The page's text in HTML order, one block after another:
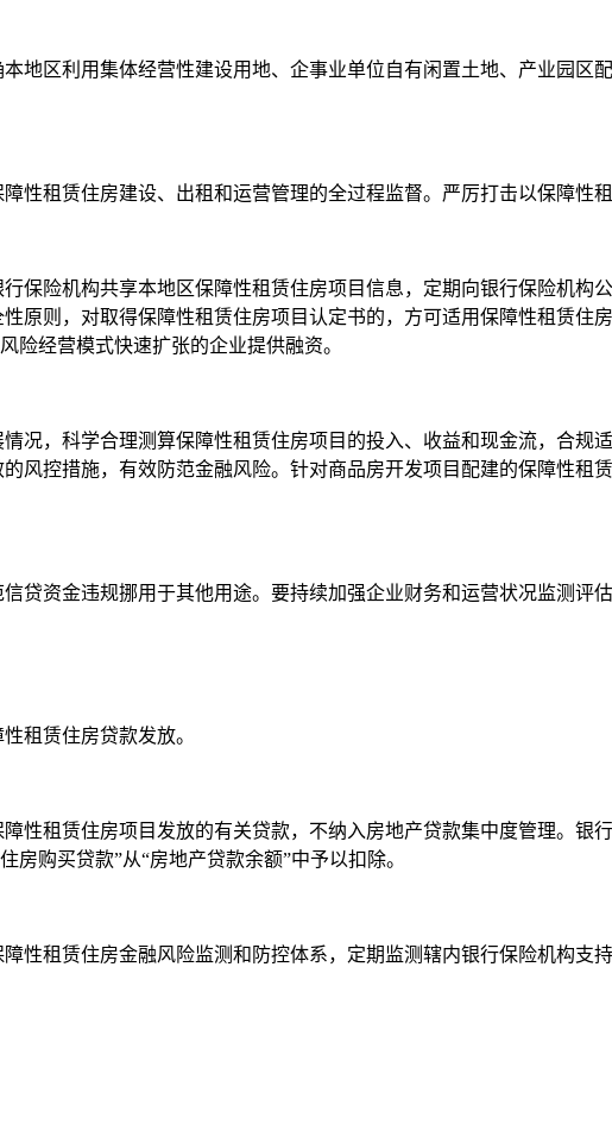
区利用集体经营性建设用地、企事业单位自有闲置土地、产业园区
租赁住房建设、出租和运营管理的全过程监督。严厉打击以保障性租
险机构共享本地区保障性租赁住房项目信息，定期向银行保险机构
原则，对取得保障性租赁住房项目认定书的，方可适用保障性租赁住
险经营模式快速扩张的企业提供融资。
，科学合理测算保障性租赁住房项目的投入、收益和现金流，合规
风控措施，有效防范金融风险。针对商品房开发项目配建的保障性租
资金违规挪用于其他用途。要持续加强企业财务和运营状况监测评估
租赁住房贷款发放。
租赁住房项目发放的有关贷款，不纳入房地产贷款集中度管理。银
房购买贷款”从“房地产贷款余额”中予以扣除。
租赁住房金融风险监测和防控体系，定期监测辖内银行保险机构支
住房和城